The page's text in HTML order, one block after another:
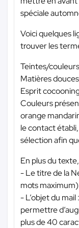
spéciale
Voici quelques
trouver les
Teintes/
Matières
Esprit
Couleurs
orange
le contact
sélection afin
En plus du
- Le titre de la
mots maximum)
- L’objet du
permettre
plus de 40